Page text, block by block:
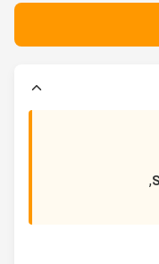
,